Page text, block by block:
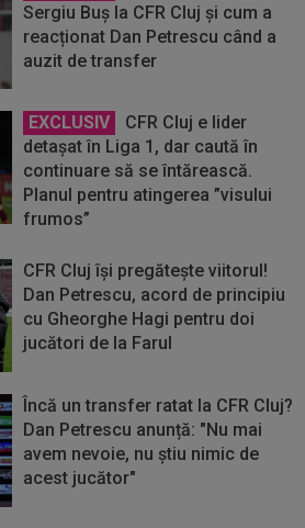
Sergiu Buș la CFR Cluj și cum a
reacționat Dan Petrescu când a
auzit de transfer
EXCLUSIV
CFR Cluj e lider
detașat în Liga 1, dar caută în
continuare să se întărească.
Planul pentru atingerea ”visului
frumos”
CFR Cluj își pregătește viitorul!
Dan Petrescu, acord de principiu
cu Gheorghe Hagi pentru doi
jucători de la Farul
Încă un transfer ratat la CFR Cluj?
Dan Petrescu anunță: "Nu mai
avem nevoie, nu știu nimic de
acest jucător"